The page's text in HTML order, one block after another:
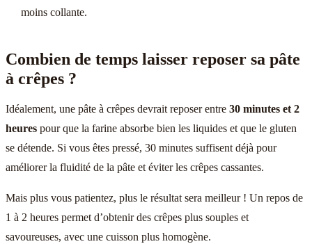
moins collante.
Combien de temps laisser reposer sa pâte
à crêpes ?
Idéalement, une pâte à crêpes devrait reposer entre 30 minutes et 2
heures pour que la farine absorbe bien les liquides et que le gluten
se détende. Si vous êtes pressé, 30 minutes suffisent déjà pour
améliorer la fluidité de la pâte et éviter les crêpes cassantes.
Mais plus vous patientez, plus le résultat sera meilleur ! Un repos de
1 à 2 heures permet d’obtenir des crêpes plus souples et
savoureuses, avec une cuisson plus homogène.